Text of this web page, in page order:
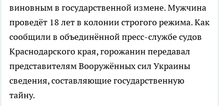
виновным в государственной измене. Мужчина
проведёт 18 лет в колонии строгого режима. Как
сообщили в объединённой пресс-службе судов
Краснодарского края, горожанин передавал
представителям Вооружённых сил Украины
сведения, составляющие государственную
тайну.